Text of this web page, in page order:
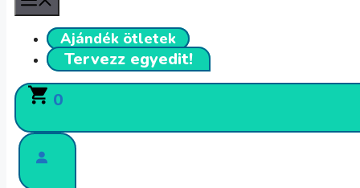
Ajándék ötletek
Tervezz egyedit!
0